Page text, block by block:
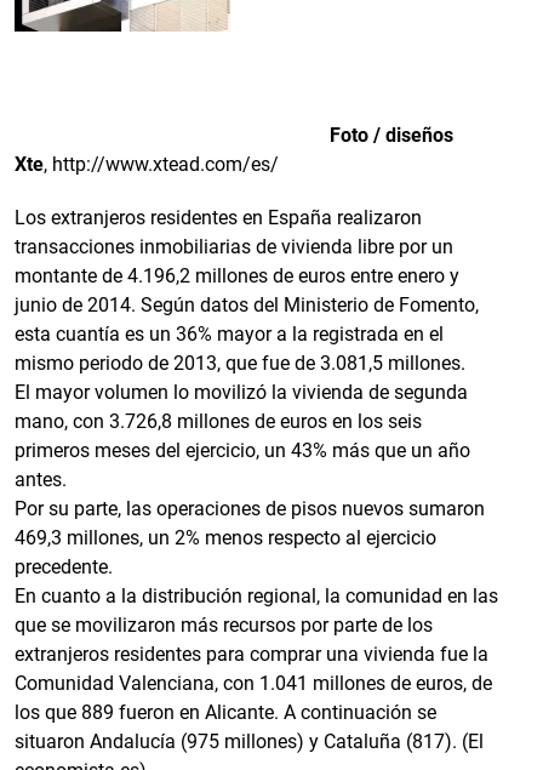
Foto / diseños
Xte, http://www.xtead.com/es/
Los extranjeros residentes en España realizaron
transacciones inmobiliarias de vivienda libre por un
montante de 4.196,2 millones de euros entre enero y
junio de 2014. Según datos del Ministerio de Fomento,
esta cuantía es un 36% mayor a la registrada en el
mismo periodo de 2013, que fue de 3.081,5 millones.
El mayor volumen lo movilizó la vivienda de segunda
mano, con 3.726,8 millones de euros en los seis
primeros meses del ejercicio, un 43% más que un año
antes.
Por su parte, las operaciones de pisos nuevos sumaron
469,3 millones, un 2% menos respecto al ejercicio
precedente.
En cuanto a la distribución regional, la comunidad en las
que se movilizaron más recursos por parte de los
extranjeros residentes para comprar una vivienda fue la
Comunidad Valenciana, con 1.041 millones de euros, de
los que 889 fueron en Alicante. A continuación se
situaron Andalucía (975 millones) y Cataluña (817). (El